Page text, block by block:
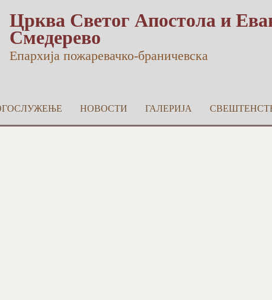
Црква Светог Апостола и
Смедерево
Епархија пожаревачко-браничевска
НОВОСТИ ГАЛЕРИЈА